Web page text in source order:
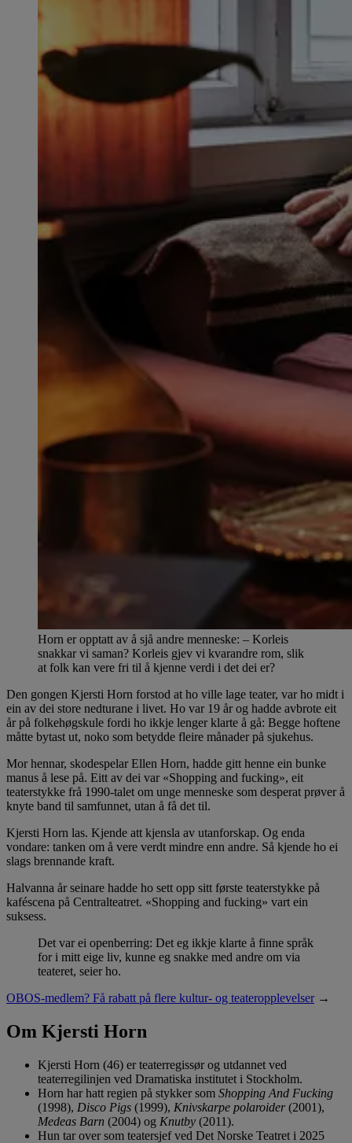
Horn er opptatt av å sjå andre menneske: – Korleis
snakkar vi saman? Korleis gjev vi kvarandre rom, slik
at folk kan vere fri til å kjenne verdi i det dei er?
Den gongen Kjersti Horn forstod at ho ville lage teater, var ho midt i
ein av dei store nedturane i livet. Ho var 19 år og hadde avbrote eit
år på folkehøgskule fordi ho ikkje lenger klarte å gå: Begge hoftene
måtte bytast ut, noko som betydde fleire månader på sjukehus.
Mor hennar, skodespelar Ellen Horn, hadde gitt henne ein bunke
manus å lese på. Eitt av dei var «Shopping and fucking», eit
teaterstykke frå 1990-talet om unge menneske som desperat prøver å
knyte band til samfunnet, utan å få det til.
Kjersti Horn las. Kjende att kjensla av utanforskap. Og enda
vondare: tanken om å vere verdt mindre enn andre. Så kjende ho ei
slags brennande kraft.
Halvanna år seinare hadde ho sett opp sitt første teaterstykke på
kaféscena på Centralteatret. «Shopping and fucking» vart ein
suksess.
Det var ei openberring: Det eg ikkje klarte å finne språk
for i mitt eige liv, kunne eg snakke med andre om via
teateret, seier ho.
OBOS-medlem? Få rabatt på flere kultur- og teateropplevelser→
Om Kjersti Horn
Kjersti Horn (46) er teaterregissør og utdannet ved
teaterregilinjen ved Dramatiska institutet i Stockholm.
Horn har hatt regien på stykker som Shopping And Fucking
(1998), Disco Pigs (1999), Knivskarpe polaroider(2001),
Medeas Barn (2004) og Knutby (2011).
Hun tar over som teatersjef ved Det Norske Teatret i 2025